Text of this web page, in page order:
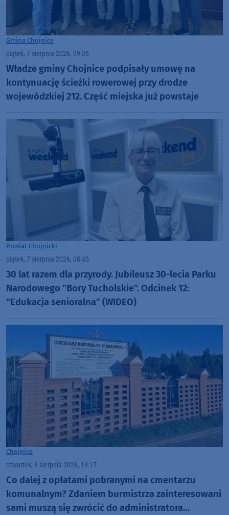
Gmina Chojnice
piątek, 7 sierpnia 2026, 09:36
Władze gminy Chojnice podpisały umowę na
kontynuację ścieżki rowerowej przy drodze
wojewódzkiej 212. Część miejska już powstaje
Powiat Chojnicki
piątek, 7 sierpnia 2026, 08:45
30 lat razem dla przyrody. Jubileusz 30-lecia Parku
Narodowego "Bory Tucholskie". Odcinek 12:
"Edukacja senioralna" (WIDEO)
Chojnice
czwartek, 6 sierpnia 2026, 14:17
Co dalej z opłatami pobranymi na cmentarzu
komunalnym? Zdaniem burmistrza zainteresowani
sami muszą się zwrócić do administratora